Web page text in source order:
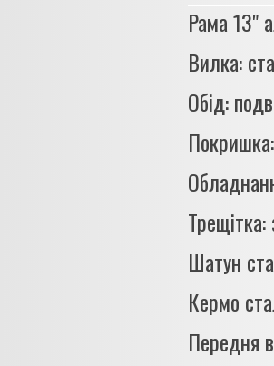
Рама 13"
Вилка:
Обід:
Трещітка:
Шатун
Кермо
Передня